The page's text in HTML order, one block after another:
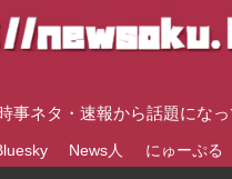
ネタ・速報から話題にな
News人 にゅーぷる